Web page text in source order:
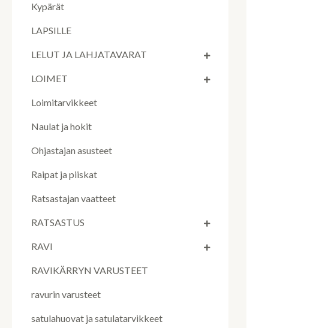
Kypärät
LAPSILLE
LELUT JA LAHJATAVARAT
LOIMET
Loimitarvikkeet
Naulat ja hokit
Ohjastajan asusteet
Raipat ja piiskat
Ratsastajan vaatteet
RATSASTUS
RAVI
RAVIKÄRRYN VARUSTEET
ravurin varusteet
satulahuovat ja satulatarvikkeet